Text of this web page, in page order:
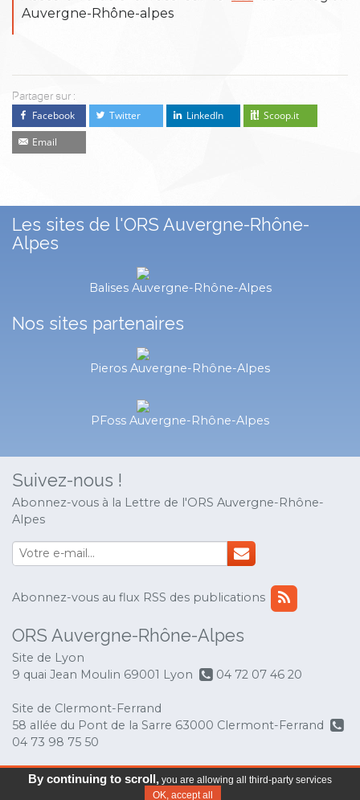
Auvergne-Rhône-alpes
Partager sur :
Facebook Twitter LinkedIn
Scoop.it
Email
Les sites de l'ORS Auvergne-Rhône-
Alpes
Balises Auvergne-Rhône-Alpes
Nos sites partenaires
Pieros Auvergne-Rhône-Alpes
PFoss Auvergne-Rhône-Alpes
Suivez-nous !
Abonnez-vous à la Lettre de l'ORS Auvergne-Rhône-
Alpes
Abonnez-vous au flux RSS des publications
ORS Auvergne-Rhône-Alpes
Site de Lyon
9 quai Jean Moulin 69001 Lyon
04 72 07 46 20
Site de Clermont-Ferrand
58 allée du Pont de la Sarre 63000 Clermont-Ferrand
04 73 98 75 50
© Copyright 2017 ORS Auvergne-Rhône-Alpes-
By continuing to scroll,you are allowing all third-party services
OK, accept all